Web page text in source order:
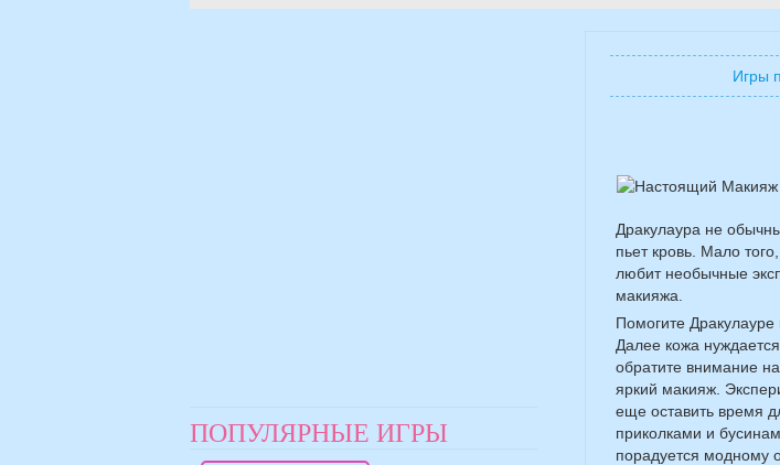
Игры
Дракулаура не
пьет кровь. Мало
любит необычные
макияжа.
Помогите
Далее кожа
обратите внимание
яркий макияж.
еще оставить время
приколками и
порадуется модному
ПОПУЛЯРНЫЕ ИГРЫ